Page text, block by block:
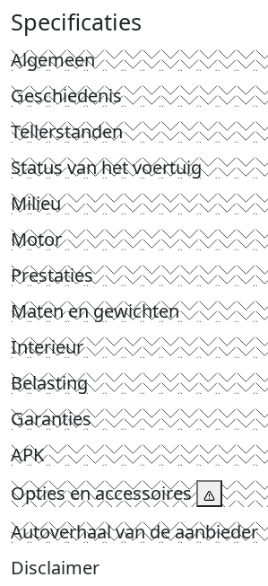
Specificaties
Algemeen
Geschiedenis
Tellerstanden
Status van het voertuig
Milieu
Motor
Prestaties
Maten en gewichten
Interieur
Belasting
Garanties
APK
Opties en accessoires
Autoverhaal van de aanbieder
Disclaimer